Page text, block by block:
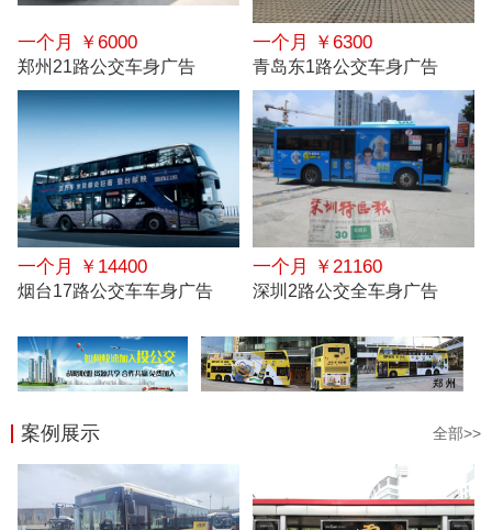
一个月 ￥6000
郑州21路公交车身广告
一个月 ￥6300
青岛东1路公交车身广告
一个月 ￥14400
烟台17路公交车车身广告
一个月 ￥21160
深圳2路公交全车身广告
案例展示 全部>>